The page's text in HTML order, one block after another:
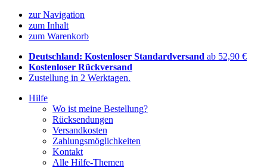
zur Navigation
zum Inhalt
zum Warenkorb
Deutschland: Kostenloser Standardversand ab 52,90 €
Kostenloser Rückversand
Zustellung in 2 Werktagen.
Hilfe
Wo ist meine Bestellung?
Rücksendungen
Versandkosten
Zahlungsmöglichkeiten
Kontakt
Alle Hilfe-Themen